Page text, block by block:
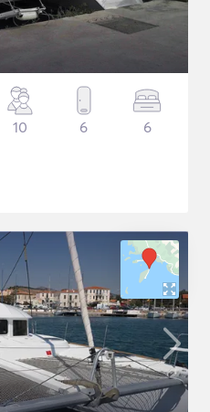
10 6 6